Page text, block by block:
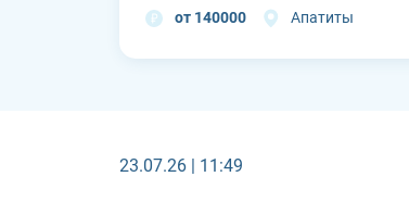
от 140000 Апатиты
23.07.26 | 11:49